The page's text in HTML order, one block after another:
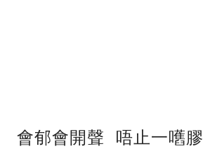
會郁會開聲 唔止一嚿膠